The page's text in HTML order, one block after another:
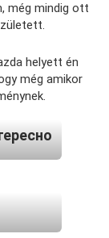
még mindig ott
helyett én
még amikor